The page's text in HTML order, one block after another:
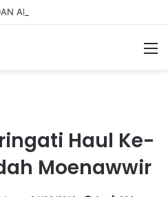
Haul Ke-
Moenawwir